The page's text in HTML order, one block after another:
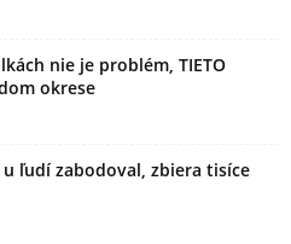
nie je problém, TIETO
okrese
ľudí zabodoval, zbiera tisíce